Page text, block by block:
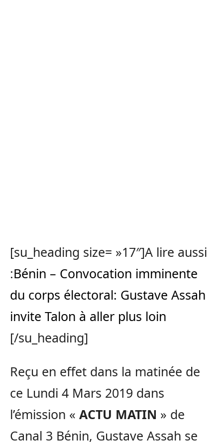
[su_heading size= »17″]A lire aussi
:Bénin – Convocation imminente
du corps électoral: Gustave Assah
invite Talon à aller plus loin
[/su_heading]
Reçu en effet dans la matinée de
ce Lundi 4 Mars 2019 dans
l’émission « ACTU MATIN » de
Canal 3 Bénin, Gustave Assah se